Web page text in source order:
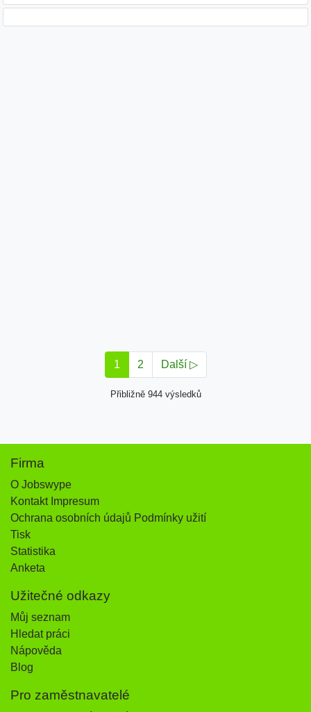
1 2 Další ▷
Přibližně 944 výsledků
Firma
O Jobswype
Kontakt Impresum
Ochrana osobních údajů Podmínky užití
Tisk
Statistika
Anketa
Užitečné odkazy
Můj seznam
Hledat práci
Nápověda
Blog
Pro zaměstnavatelé